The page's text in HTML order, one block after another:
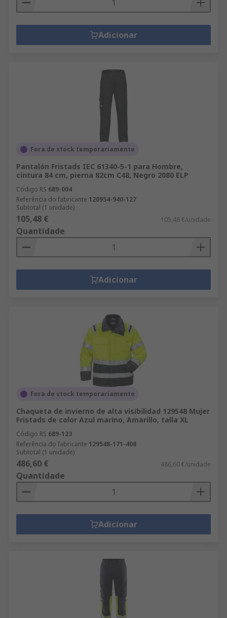
Adicionar
Fora de stock temporariamente
Pantalón Fristads IEC 61340-5-1 para Hombre,
cintura 84 cm, pierna 82cm C48, Negro 2080 ELP
Código RS 689-004
Referência do fabricante 120954-940-127
Subtotal (1 unidade)
105,48 € 105,48 €/unidade
Quantidade
Adicionar
Fora de stock temporariamente
Chaqueta de invierno de alta visibilidad 129548 Mujer
Fristads de color Azul marino, Amarillo, talla XL
Código RS 689-123
Referência do fabricante 129548-171-408
Subtotal (1 unidade)
486,60 € 486,60 €/unidade
Quantidade
Adicionar